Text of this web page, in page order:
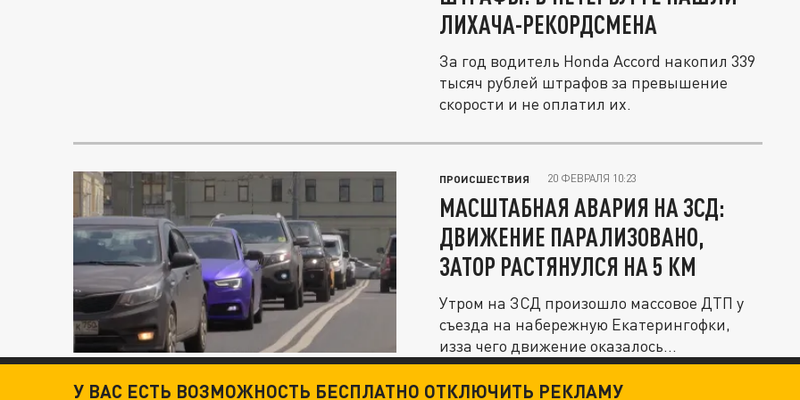
ЛИХАЧА-РЕКОРДСМЕНА
За год водитель Honda Accord накопил 339
тысяч рублей штрафов за превышение
скорости и не оплатил их.
ПРОИСШЕСТВИЯ 20 ФЕВРАЛЯ 10:23
МАСШТАБНАЯ АВАРИЯ НА ЗСД:
ДВИЖЕНИЕ ПАРАЛИЗОВАНО,
ЗАТОР РАСТЯНУЛСЯ НА 5 КМ
Утром на ЗСД произошло массовое ДТП у
съезда на набережную Екатерингофки,
изза чего движение оказалось...
У ВАС ЕСТЬ ВОЗМОЖНОСТЬ БЕСПЛАТНО ОТКЛЮЧИТЬ РЕКЛАМУ